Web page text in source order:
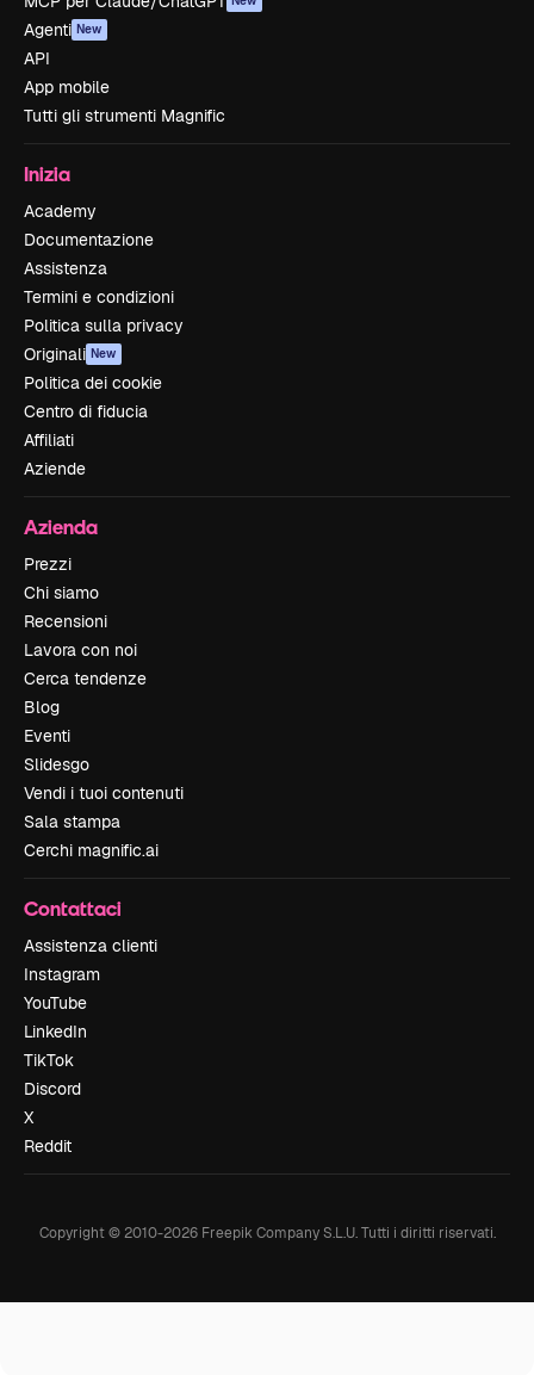
Agenti New
API
App mobile
Tutti gli strumenti Magnific
Inizia
Academy
Documentazione
Assistenza
Termini e condizioni
Politica sulla privacy
Originali New
Politica dei cookie
Centro di fiducia
Affiliati
Aziende
Azienda
Prezzi
Chi siamo
Recensioni
Lavora con noi
Cerca tendenze
Blog
Eventi
Slidesgo
Vendi i tuoi contenuti
Sala stampa
Cerchi magnific.ai
Contattaci
Assistenza clienti
Instagram
YouTube
LinkedIn
TikTok
Discord
X
Reddit
Copyright © 2010-2026Freepik Company S.L.U. Tutti i diritti riservati.